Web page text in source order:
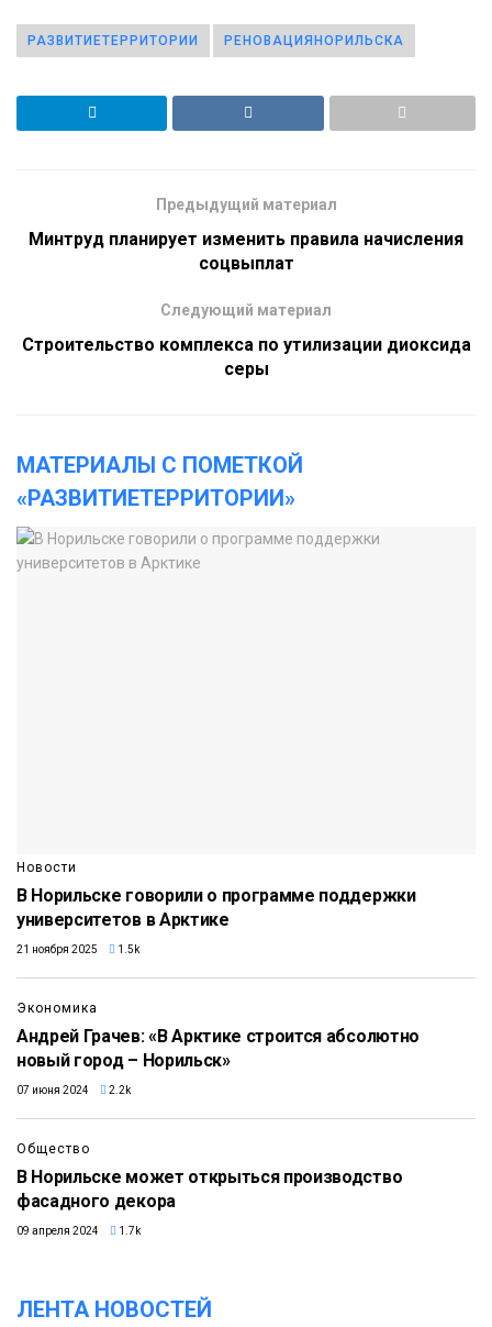
РАЗВИТИЕТЕРРИТОРИИ РЕНОВАЦИЯНОРИЛЬСКА
Предыдущий материал
Минтруд планирует изменить правила начисления
соцвыплат
Следующий материал
Строительство комплекса по утилизации диоксида
серы
МАТЕРИАЛЫ С ПОМЕТКОЙ
«РАЗВИТИЕТЕРРИТОРИИ»
Новости
В Норильске говорили о программе поддержки
университетов в Арктике
21 ноября 2025 1.5k
Экономика
Андрей Грачев: «В Арктике строится абсолютно
новый город – Норильск»
07 июня 2024 2.2k
Общество
В Норильске может открыться производство
фасадного декора
09 апреля 2024 1.7k
ЛЕНТА НОВОСТЕЙ